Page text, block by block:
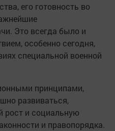
его готовность во
Это всегда было и
особенно сегодня,
специальной военной
принципами,
развиваться,
рост и социальную
и правопорядка.